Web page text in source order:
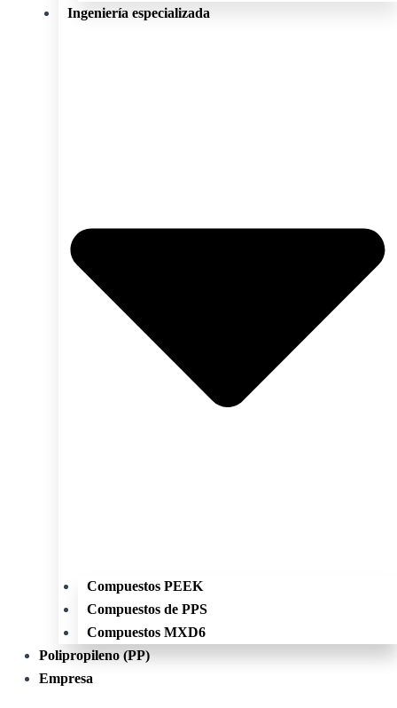
Ingeniería especializada
Compuestos PEEK
Compuestos de PPS
Compuestos MXD6
Polipropileno (PP)
Empresa